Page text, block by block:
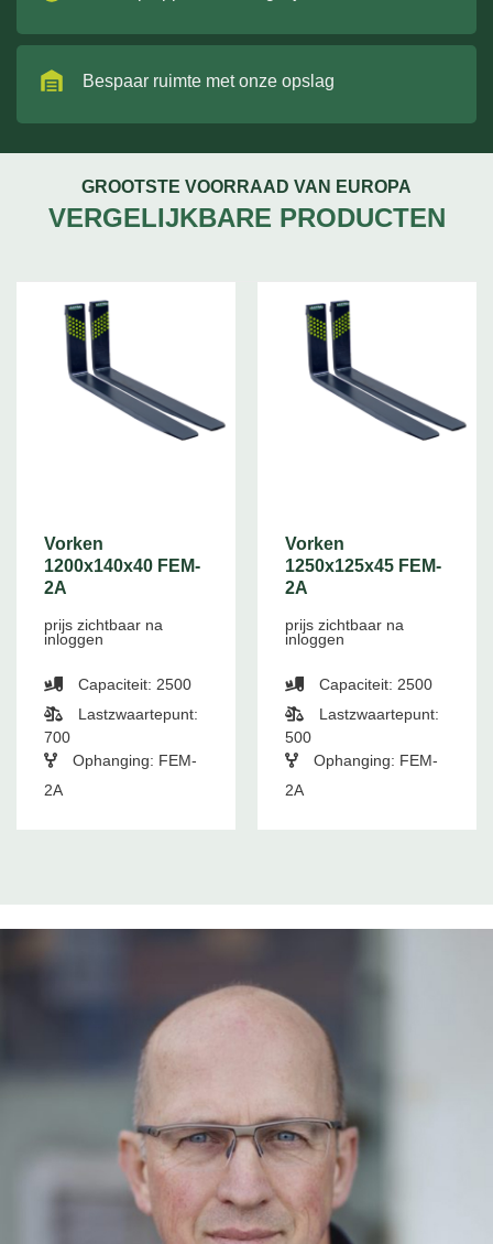
Bespaar ruimte met onze opslag
GROOTSTE VOORRAAD VAN EUROPA
VERGELIJKBARE PRODUCTEN
Vorken
1200x140x40 FEM-
2A
prijs zichtbaar na
inloggen
Capaciteit: 2500
Lastzwaartepunt:
700
Ophanging: FEM-
2A
Vorken
1250x125x45 FEM-
2A
prijs zichtbaar na
inloggen
Capaciteit: 2500
Lastzwaartepunt:
500
Ophanging: FEM-
2A